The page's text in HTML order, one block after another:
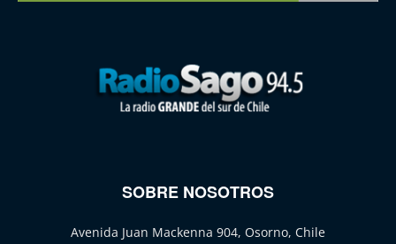
SOBRE NOSOTROS
Avenida Juan Mackenna 904, Osorno, Chile